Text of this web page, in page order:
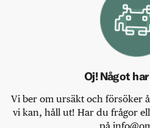
Oj! Något
Vi ber om ursäkt och försöker
vi kan, håll ut! Har du frågor